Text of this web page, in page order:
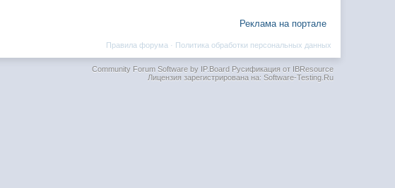
Реклама на портале
Политика обработки персональных данных
Правила форума ·
Community Forum Software by IP.BoardРусификация от IBResource
Лицензия зарегистрирована на: Software-Testing.Ru